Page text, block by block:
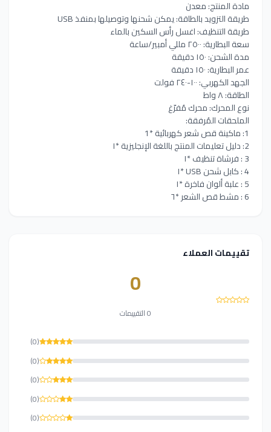
مادة المنتج: معدن
طريقة التزويد بالطاقة: يمكن شحنها وتوصيلها بمنفذ USB
طريقة التنظيف: اغسل رأس السكين بالماء
سعة البطارية: ٢٥٠٠ مللي أمبير/ساعة
مدة الشحن: ١٥٠ دقيقة
عمر البطارية: ١٥٠ دقيقة
الجهد الكهربي: ١٠٠-٢٤٠ فولت
الطاقة: ٨ واط
نوع المحرك: محرك مُفرّغ
الملحقات المُرفقة:
1: ماكينة قص شعر كهربائية *1
2: دليل تعليمات المنتج باللغة الإنجليزية *١
3 : فرشاة تنظيف *١
4 : كابل شحن USB *١
5 : علبة ألوان فاخرة *١
6 : مشط قص الشعر *٦
تقييمات العملاء
0
0 التقييمات
(0)
(0)
(0)
(0)
(0)